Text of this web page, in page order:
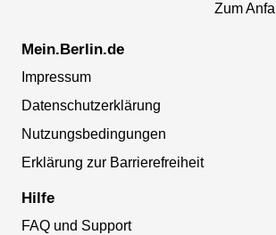
Zum
Mein.Berlin.de
Impressum
Datenschutzerklärung
Nutzungsbedingungen
Erklärung zur Barrierefreiheit
Hilfe
FAQ und Support